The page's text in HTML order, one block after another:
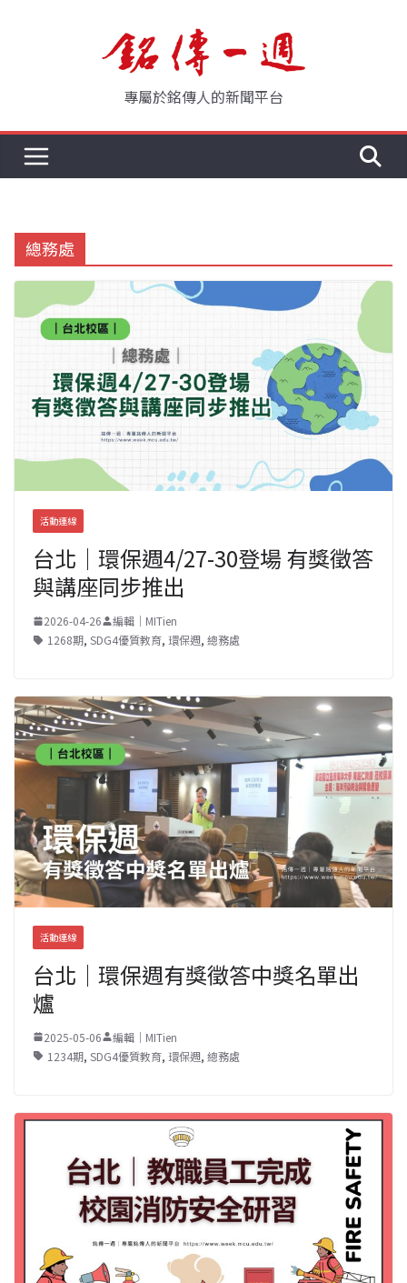
專屬於銘傳人的新聞平台
總務處
活動連線
台北｜環保週4/27-30登場 有獎徵答
與講座同步推出
2026-04-26
編輯｜MITien
1268期, SDG4優質教育, 環保週, 總務處
活動連線
台北｜環保週有獎徵答中獎名單出
爐
2025-05-06
編輯｜MITien
1234期, SDG4優質教育, 環保週, 總務處